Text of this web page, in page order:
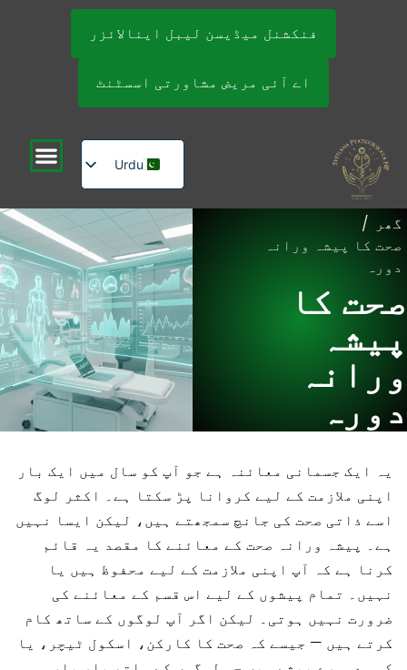
فنکشنل میڈیسن لیبل اینالائزر
اے آئی مریض مشاورتی اسسٹنٹ
Urdu
English
Russian
گھر /
صحت کا پیشہ ورانہ
دورہ
صحت کا
پیشہ
ورانہ
دورہ
یہ ایک جسمانی معائنہ ہے جو آپ کو سال میں ایک بار
اپنی ملازمت کے لیے کروانا پڑ سکتا ہے۔ اکثر لوگ
اسے ذاتی صحت کی جانچ سمجھتے ہیں، لیکن ایسا نہیں
ہے۔ پیشہ ورانہ صحت کے معائنے کا مقصد یہ قائم
کرنا ہے کہ آپ اپنی ملازمت کے لیے محفوظ ہیں یا
نہیں۔ تمام پیشوں کے لیے اس قسم کے معائنے کی
ضرورت نہیں ہوتی۔ لیکن اگر آپ لوگوں کے ساتھ کام
کرتے ہیں — جیسے کہ صحت کا کارکن، اسکول ٹیچر، یا